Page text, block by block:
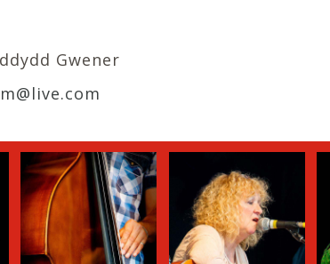
Gwener